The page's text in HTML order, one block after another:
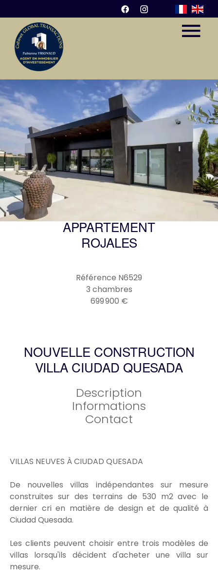
APPARTEMENT
ROJALES
Référence N6529
3 chambres
699 900 €
NOUVELLE CONSTRUCTION
VILLA CIUDAD QUESADA
Description
Informations
Contact
VILLAS NEUVES À CIUDAD QUESADA
De nouvelles villas indépendantes sur mesure
construites sur des terrains de 530 m2 avec le
dernier cri en matière de design et de qualité à
Ciudad Quesada.
Les clients peuvent choisir entre trois modèles de
villas lorsqu'ils décident d'acheter une villa sur
mesure.